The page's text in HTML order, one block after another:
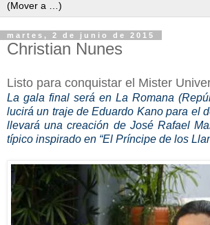
martes, 2 de junio de 2015
Christian Nunes
Listo para conquistar el Mister
La gala final será en La Romana
lucirá un traje de Eduardo Kano para el
llevará una creación de José Rafael
típico inspirado en “El Príncipe de los